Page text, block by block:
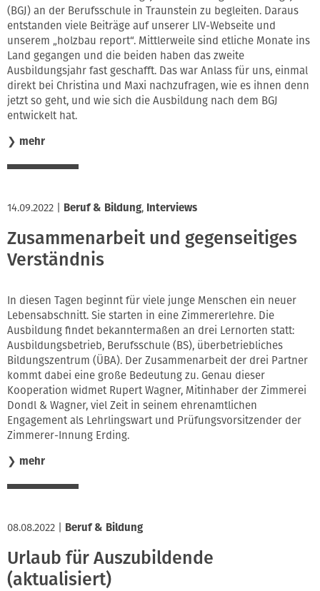
(BGJ) an der Berufsschule in Traunstein zu begleiten. Daraus
entstanden viele Beiträge auf unserer LIV-Webseite und
unserem „holzbau report“. Mittlerweile sind etliche Monate ins
Land gegangen und die beiden haben das zweite
Ausbildungsjahr fast geschafft. Das war Anlass für uns, einmal
direkt bei Christina und Maxi nachzufragen, wie es ihnen denn
jetzt so geht, und wie sich die Ausbildung nach dem BGJ
entwickelt hat.
❯ mehr
14.09.2022 Beruf & Bildung, Interviews
Zusammenarbeit und gegenseitiges
Verständnis
In diesen Tagen beginnt für viele junge Menschen ein neuer
Lebensabschnitt. Sie starten in eine Zimmererlehre. Die
Ausbildung findet bekanntermaßen an drei Lernorten statt:
Ausbildungsbetrieb, Berufsschule (BS), überbetriebliches
Bildungszentrum (ÜBA). Der Zusammenarbeit der drei Partner
kommt dabei eine große Bedeutung zu. Genau dieser
Kooperation widmet Rupert Wagner, Mitinhaber der Zimmerei
Dondl & Wagner, viel Zeit in seinem ehrenamtlichen
Engagement als Lehrlingswart und Prüfungsvorsitzender der
Zimmerer-Innung Erding.
❯ mehr
08.08.2022 Beruf & Bildung
Urlaub für Auszubildende
(aktualisiert)